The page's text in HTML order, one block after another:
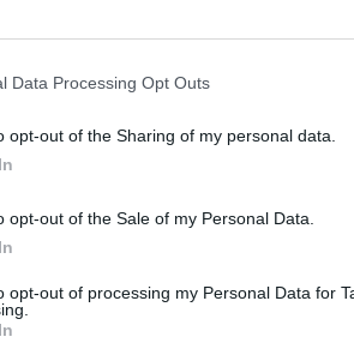
Data Processing Opt Outs
opt-out of the Sharing of my personal data.
opt-out of the Sale of my Personal Data.
opt-out of processing my Personal Data for
der das Stadion-Projekt nicht
Stolz präsentiert er seiner Frau Elena
berührt, traut sich jedoch zunächst nicht,
der das Stadion-Projekt nicht
Stolz präsentiert er seiner Frau Elena
berührt, traut sich jedoch zunächst nicht,
dann noch mitbekommt, dass Elena bei
patzte, um ihn nicht als totalen Versager
Frau. In dieser Stimmung beginnt er die
Franks Hilfe findet Grace unterdessen